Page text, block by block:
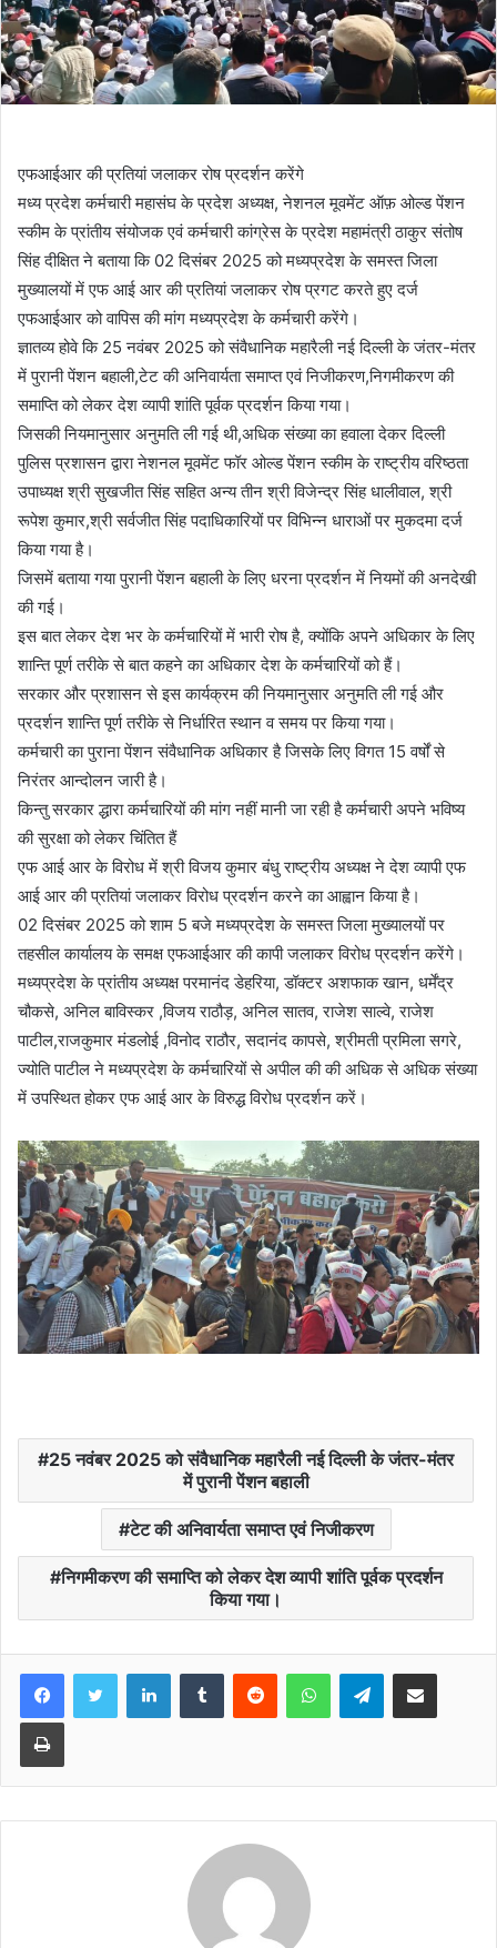
एफआईआर की प्रतियां जलाकर रोष प्रदर्शन करेंगे
मध्य प्रदेश कर्मचारी महासंघ के प्रदेश अध्यक्ष, नेशनल मूवमेंट ऑफ़ ओल्ड पेंशन
स्कीम के प्रांतीय संयोजक एवं कर्मचारी कांग्रेस के प्रदेश महामंत्री ठाकुर संतोष
सिंह दीक्षित ने बताया कि 02 दिसंबर 2025 को मध्यप्रदेश के समस्त जिला
मुख्यालयों में एफ आई आर की प्रतियां जलाकर रोष प्रगट करते हुए दर्ज
एफआईआर को वापिस की मांग मध्यप्रदेश के कर्मचारी करेंगे।
ज्ञातव्य होवे कि 25 नवंबर 2025 को संवैधानिक महारैली नई दिल्ली के जंतर-मंतर
में पुरानी पेंशन बहाली,टेट की अनिवार्यता समाप्त एवं निजीकरण,निगमीकरण की
समाप्ति को लेकर देश व्यापी शांति पूर्वक प्रदर्शन किया गया।
जिसकी नियमानुसार अनुमति ली गई थी,अधिक संख्या का हवाला देकर दिल्ली
पुलिस प्रशासन द्वारा नेशनल मूवमेंट फॉर ओल्ड पेंशन स्कीम के राष्ट्रीय वरिष्ठता
उपाध्यक्ष श्री सुखजीत सिंह सहित अन्य तीन श्री विजेन्द्र सिंह धालीवाल, श्री
रूपेश कुमार,श्री सर्वजीत सिंह पदाधिकारियों पर विभिन्न धाराओं पर मुकदमा दर्ज
किया गया है।
जिसमें बताया गया पुरानी पेंशन बहाली के लिए धरना प्रदर्शन में नियमों की अनदेखी
की गई।
इस बात लेकर देश भर के कर्मचारियों में भारी रोष है, क्योंकि अपने अधिकार के लिए
शान्ति पूर्ण तरीके से बात कहने का अधिकार देश के कर्मचारियों को हैं।
सरकार और प्रशासन से इस कार्यक्रम की नियमानुसार अनुमति ली गई और
प्रदर्शन शान्ति पूर्ण तरीके से निर्धारित स्थान व समय पर किया गया।
कर्मचारी का पुराना पेंशन संवैधानिक अधिकार है जिसके लिए विगत 15 वर्षों से
निरंतर आन्दोलन जारी है।
किन्तु सरकार द्धारा कर्मचारियों की मांग नहीं मानी जा रही है कर्मचारी अपने भविष्य
की सुरक्षा को लेकर चिंतित हैं
एफ आई आर के विरोध में श्री विजय कुमार बंधु राष्ट्रीय अध्यक्ष ने देश व्यापी एफ
आई आर की प्रतियां जलाकर विरोध प्रदर्शन करने का आह्वान किया है।
02 दिसंबर 2025 को शाम 5 बजे मध्यप्रदेश के समस्त जिला मुख्यालयों पर
तहसील कार्यालय के समक्ष एफआईआर की कापी जलाकर विरोध प्रदर्शन करेंगे।
मध्यप्रदेश के प्रांतीय अध्यक्ष परमानंद डेहरिया, डॉक्टर अशफाक खान, धर्मेंद्र
चौकसे, अनिल बाविस्कर ,विजय राठौड़, अनिल सातव, राजेश साल्वे, राजेश
पाटील,राजकुमार मंडलोई ,विनोद राठौर, सदानंद कापसे, श्रीमती प्रमिला सगरे,
ज्योति पाटील ने मध्यप्रदेश के कर्मचारियों से अपील की की अधिक से अधिक संख्या
में उपस्थित होकर एफ आई आर के विरुद्ध विरोध प्रदर्शन करें।
25 नवंबर 2025 को संवैधानिक महारैली नई दिल्ली के जंतर-मंतर
में पुरानी पेंशन बहाली
टेट की अनिवार्यता समाप्त एवं निजीकरण
निगमीकरण की समाप्ति को लेकर देश व्यापी शांति पूर्वक प्रदर्शन
किया गया।
FacebookTwitter LinkedInTumblr Reddit WhatsAppTelegramShare via Email
Print